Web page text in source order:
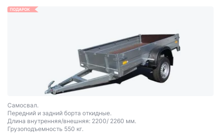
ПОДАРОК
Самосвал.
Передний и задний борта откидные.
Длина внутренняя/внешняя: 2200/ 2260 мм.
Грузоподъемность 550 кг.